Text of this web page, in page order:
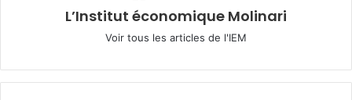
L’Institut économique Molinari
Voir tous les articles de l'IEM